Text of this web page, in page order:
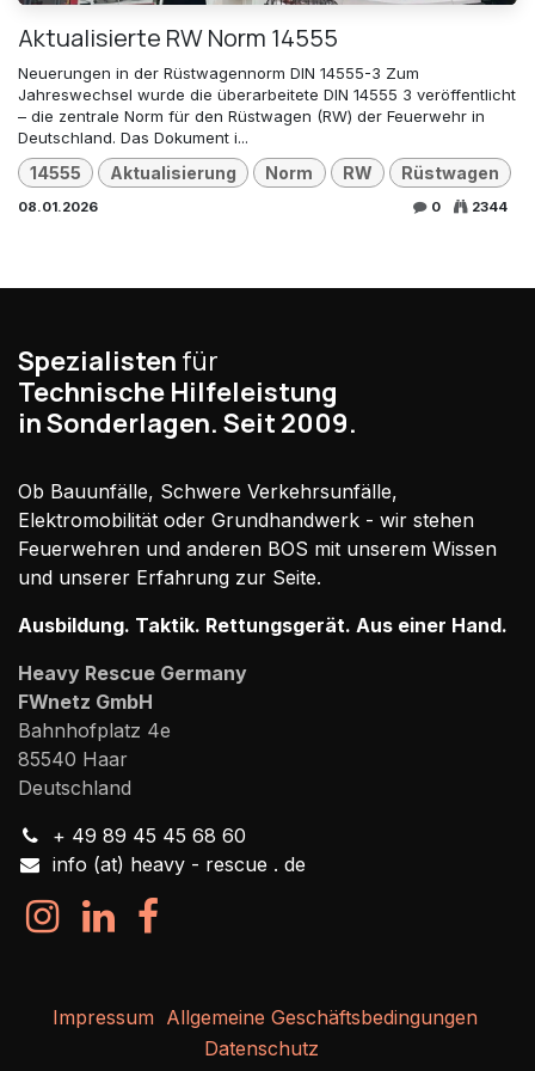
Aktualisierte RW Norm 14555
Neuerungen in der Rüstwagennorm DIN 14555-3 Zum
Jahreswechsel wurde die überarbeitete DIN 14555 3 veröffentlicht
– die zentrale Norm für den Rüstwagen (RW) der Feuerwehr in
Deutschland. Das Dokument i...
14555 Aktualisierung Norm RW Rüstwagen
08.01.2026 0 2344
Spezialisten für
Technische Hilfeleistung
in Sonderlagen. Seit 2009.
Ob Bauunfälle, Schwere Verkehrsunfälle,
Elektromobilität oder Grundhandwerk - wir stehen
Feuerwehren und anderen BOS mit unserem Wissen
und unserer Erfahrung zur Seite.
Ausbildung. Taktik. Rettungsgerät. Aus einer Hand.
Heavy Rescue Germany
FWnetz GmbH
Bahnhofplatz 4e
85540 Haar
Deutschland
+ 49 89 45 45 68 60
info (at) heavy - rescue . de
Impressum Allgemeine Geschäftsbedingungen
Datenschutz